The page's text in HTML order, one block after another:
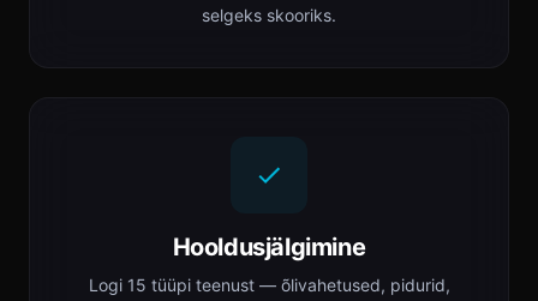
selgeks skooriks.
Hooldusjälgimine
Logi 15 tüüpi teenust — õlivahetused, pidurid,